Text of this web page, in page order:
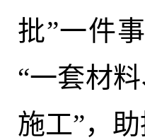
批”一件
“一套材
施工”，